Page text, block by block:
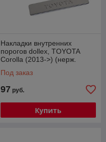
Накладки внутренних
порогов dollex, TOYOTA
Corolla (2013->) (нерж.
Под заказ
97 руб.
Купить